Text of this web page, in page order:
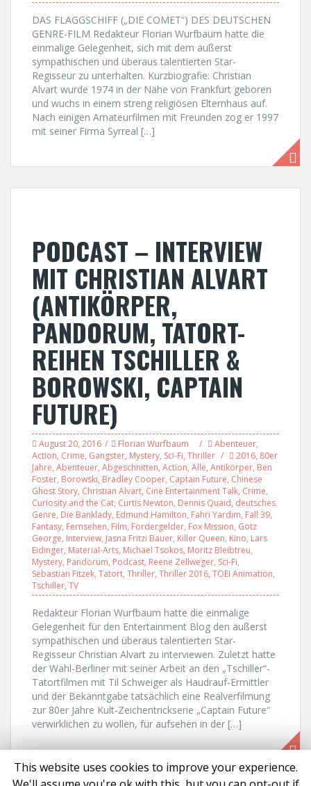
DAS FLAGGSCHIFF („DIE COMET“) DES DEUTSCHEN
GENRE-FILM Redakteur Florian Wurfbaum hatte die
einmalige Gelegenheit, sich mit dem äußerst
sympathischen und überaus talentierten Star-
Regisseur zu unterhalten. Kurzbiografie: Christian
Alvart wurde 1974 in der Nähe von Frankfurt geboren
und wuchs in einem streng religiösen Elternhaus auf.
Nach einigen Amateurfilmen mit Freunden zog er 1997
mit seiner Firma Syrreal […]
PODCAST – INTERVIEW
MIT CHRISTIAN ALVART
(ANTIKÖRPER,
PANDORUM, TATORT-
REIHEN TSCHILLER &
BOROWSKI, CAPTAIN
FUTURE)
August 20, 2016 Florian Wurfbaum Abenteuer,
Action, Crime, Gangster, Mystery, Sci-Fi, Thriller 2016, 80er
Jahre, Abenteuer, Abgeschnitten, Action, Alle, Antikörper, Ben
Foster, Borowski, Bradley Cooper, Captain Future, Chinese
Ghost Story, Christian Alvart, Cine Entertainment Talk, Crime,
Curiosity and the Cat, Curtis Newton, Dennis Quaid, deutsches
Genre, Die Banklady, Edmund Hamilton, Fahri Yardim, Fall 39,
Fantasy, Fernsehen, Film, Fördergelder, Fox Mission, Götz
George, Interview, Jasna Fritzi Bauer, Killer Queen, Kino, Lars
Eidinger, Material-Arts, Michael Tsokos, Moritz Bleibtreu,
Mystery, Pandorum, Podcast, Reene Zellweger, Sci-Fi,
Sebastian Fitzek, Tatort, Thriller, Thriller 2016, TOEI Animation,
Tschiller, TV
Redakteur Florian Wurfbaum hatte die einmalige
Gelegenheit für den Entertainment Blog den äußerst
sympathischen und überaus talentierten Star-
Regisseur Christian Alvart zu interviewen. Zuletzt hatte
der Wahl-Berliner mit seiner Arbeit an den „Tschiller“-
Tatortfilmen mit Til Schweiger als Haudrauf-Ermittler
und der Bekanntgabe tatsächlich eine Realverfilmung
zur 80er Jahre Kult-Zeichentrickserie „Captain Future“
verwirklichen zu wollen, für aufsehen in der […]
This website uses cookies to improve your experience.